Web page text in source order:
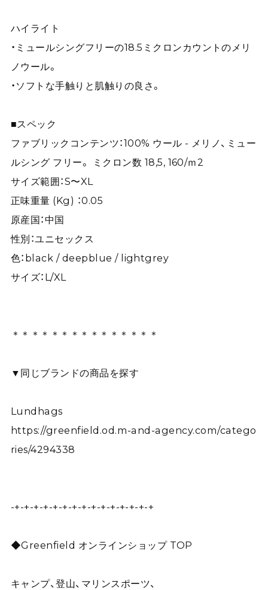
ハイライト
・ミュールシングフリーの18.5ミクロンカウントのメリ
ノウール。
・ソフトな手触りと肌触りの良さ。
■スペック
ファブリックコンテンツ：100% ウール - メリノ、ミュー
ルシング フリー。 ミクロン数 18,5, 160/ｍ2
サイズ範囲：S〜XL
正味重量 (Kg) ：0.05
原産国：中国
性別：ユニセックス
色：black / deepblue / lightgrey
サイズ：L/XL
＊＊＊＊＊＊＊＊＊＊＊＊＊＊＊
▼同じブランドの商品を探す
Lundhags
https://greenfield.od.m-and-agency.com/catego
ries/4294338
-+-+-+-+-+-+-+-+-+-+-+-+-+-+-+
◆Greenfield オンラインショップ TOP
キャンプ、登山、マリンスポーツ、